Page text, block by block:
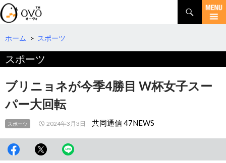
検
索
コ
テ
へ
ホーム > スポーツ
スポーツ
ブリニョネが今季4勝目 W杯女子スー
パー大回転
スポーツ 2024年3月3日 共同通信 47NEWS